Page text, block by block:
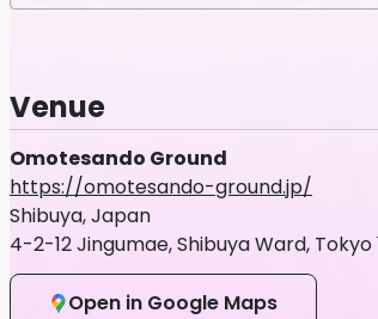
▼チケット代
会場：￥4000(＋手
配信：￥2000(
Venue
Omotesando Ground
https://omotesando-ground.jp/
Shibuya, Japan
4-2-12 Jingumae, Shibuya Ward, Tokyo
Open in Google Maps